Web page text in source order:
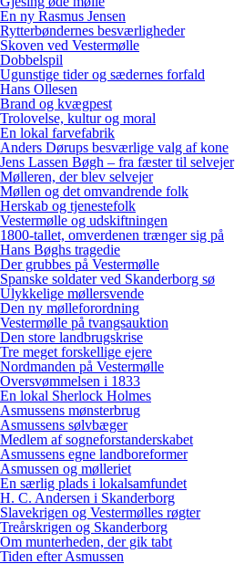
En ny Rasmus Jensen
Rytterbøndernes besværligheder
Skoven ved Vestermølle
Dobbelspil
Ugunstige tider og sædernes forfald
Hans Ollesen
Brand og kvægpest
Trolovelse, kultur og moral
En lokal farvefabrik
Anders Dørups besværlige valg af kone
Jens Lassen Bøgh – fra fæster til selvejer
Mølleren, der blev selvejer
Møllen og det omvandrende folk
Herskab og tjenestefolk
Vestermølle og udskiftningen
1800-tallet, omverdenen trænger sig på
Hans Bøghs tragedie
Der grubbes på Vestermølle
Spanske soldater ved Skanderborg sø
Ulykkelige møllersvende
Den ny mølleforordning
Vestermølle på tvangsauktion
Den store landbrugskrise
Tre meget forskellige ejere
Nordmanden på Vestermølle
Oversvømmelsen i 1833
En lokal Sherlock Holmes
Asmussens mønsterbrug
Asmussens sølvbæger
Medlem af sogneforstanderskabet
Asmussens egne landboreformer
Asmussen og mølleriet
En særlig plads i lokalsamfundet
H. C. Andersen i Skanderborg
Slavekrigen og Vestermølles røgter
Treårskrigen og Skanderborg
Om munterheden, der gik tabt
Tiden efter Asmussen